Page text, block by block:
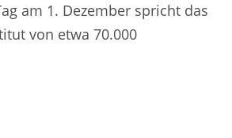
am 1. Dezember spricht das
von etwa 70.000